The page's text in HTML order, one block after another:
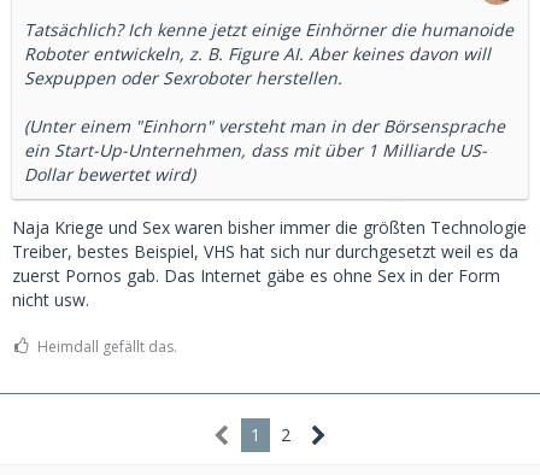
Tatsächlich? Ich kenne jetzt einige Einhörner die humanoide
Roboter entwickeln, z. B. Figure AI. Aber keines davon will
Sexpuppen oder Sexroboter herstellen.
(Unter einem "Einhorn" versteht man in der Börsensprache
ein Start-Up-Unternehmen, dass mit über 1 Milliarde US-
Dollar bewertet wird)
Naja Kriege und Sex waren bisher immer die größten Technologie
Treiber, bestes Beispiel, VHS hat sich nur durchgesetzt weil es da
zuerst Pornos gab. Das Internet gäbe es ohne Sex in der Form
nicht usw.
Heimdall gefällt das.
1 2